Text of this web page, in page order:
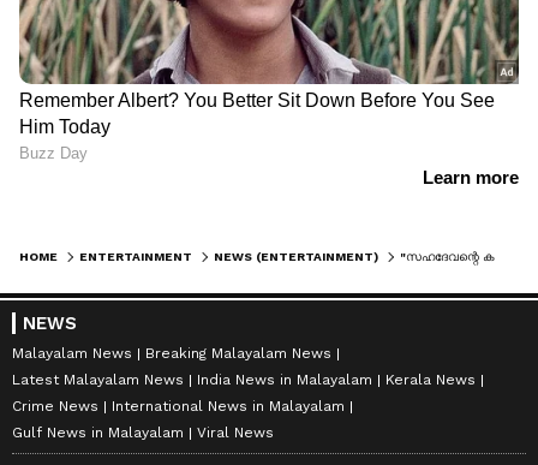
HOME ENTERTAINMENT NEWS (ENTERTAINMENT)
NEWS
Malayalam News
Breaking Malayalam News
Latest Malayalam News
India News in Malayalam
Kerala News
Crime News
International News in Malayalam
Gulf News in Malayalam
Viral News